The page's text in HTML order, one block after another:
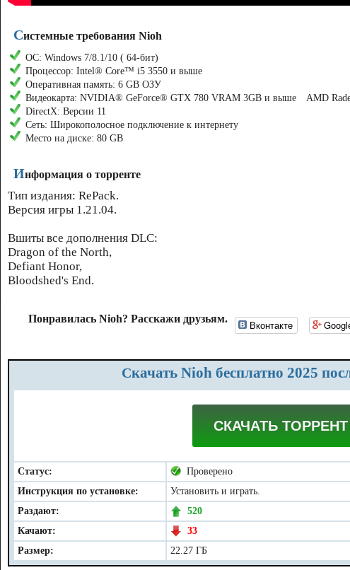
Системные требования Nioh
ОС: Windows 7/8.1/10 ( 64-бит)
Процессор: Intel® Core™ i5 3550 и выше
Оперативная память: 6 GB ОЗУ
Видеокарта: NVIDIA® GeForce® GTX 780 VRAM 3GB и выше AMD
DirectX: Версии 11
Сеть: Широкополосное подключение к интернету
Место на диске: 80 GB
Информация о торренте
Тип издания: RePack.
Версия игры 1.21.04.
Вшиты все дополнения DLC:
Dragon of the North,
Defiant Honor,
Bloodshed's End.
Понравилась Nioh? Расскажи друзьям. Вконтакте
Скачать Nioh бесплатно 2025
СКАЧАТЬ ТОРРЕНТ
Статус:
Проверено
Инструкция по установке:
Установить и играть.
Раздают:
520
Качают:
33
Размер:
22.27 ГБ